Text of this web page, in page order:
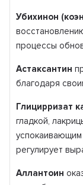
Убихинон
процессы
Астаксантин
благодаря
Глицирризат
гладкой,
регулирует
Аллантоин